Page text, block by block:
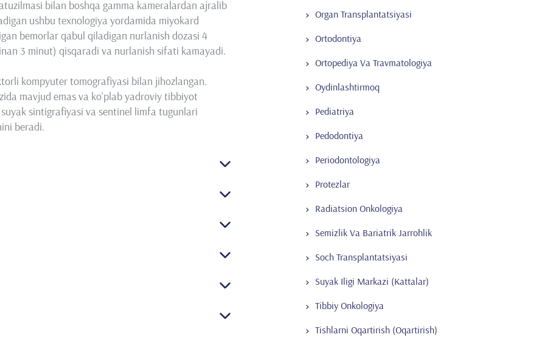
bilan boshqa gamma kameralardan ajralib
ushbu texnologiya yordamida miyokard
bemorlar qabul qiladigan nurlanish dozasi 4
3 minut) qisqaradi va nurlanish sifati kamayadi.
kompyuter tomografiyasi bilan jihozlangan.
mavjud emas va ko'plab yadroviy tibbiyot
sintigrafiyasi va sentinel limfa tugunlari
beradi.
yoki MAG3 bilan)
Organ Transplantatsiyasi
Ortodontiya
Ortopediya Va Travmatologiya
Oydinlashtirmoq
Pediatriya
Pedodontiya
Periodontologiya
Protezlar
Radiatsion Onkologiya
Semizlik Va Bariatrik Jarrohlik
Soch Transplantatsiyasi
Suyak Iligi Markazi (Kattalar)
Tibbiy Onkologiya
Tishlarni Oqartirish (Oqartirish)